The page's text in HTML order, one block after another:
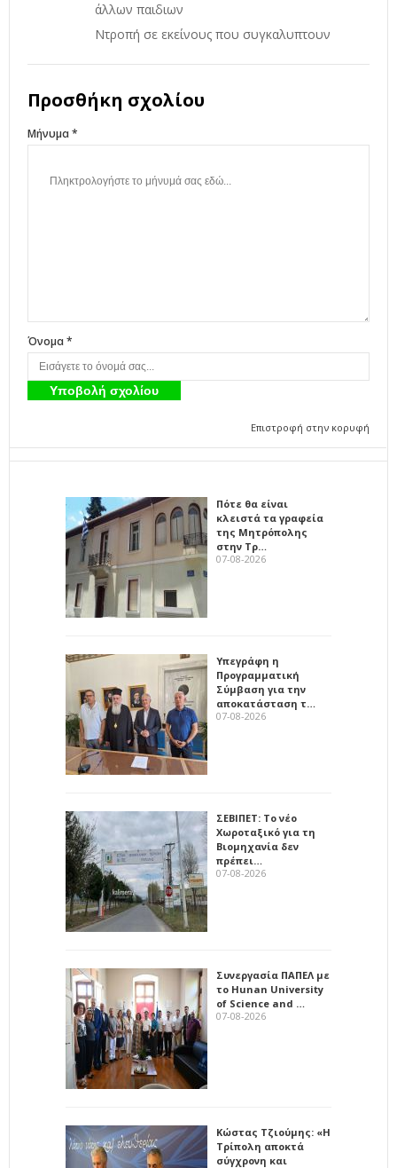
άλλων παιδιων
Ντροπή σε εκείνους που συγκαλυπτουν
Προσθήκη σχολίου
Μήνυμα *
Όνομα *
Επιστροφή στην κορυφή
Πότε θα είναι
κλειστά τα γραφεία
της Μητρόπολης
στην Τρ…
07-08-2026
Υπεγράφη η
Προγραμματική
Σύμβαση για την
αποκατάσταση τ…
07-08-2026
ΣΕΒΙΠΕΤ: Το νέο
Χωροταξικό για τη
Βιομηχανία δεν
πρέπει…
07-08-2026
Συνεργασία ΠΑΠΕΛ με
το Hunan University
of Science and …
07-08-2026
Κώστας Τζιούμης: «Η
Τρίπολη αποκτά
σύγχρονη και